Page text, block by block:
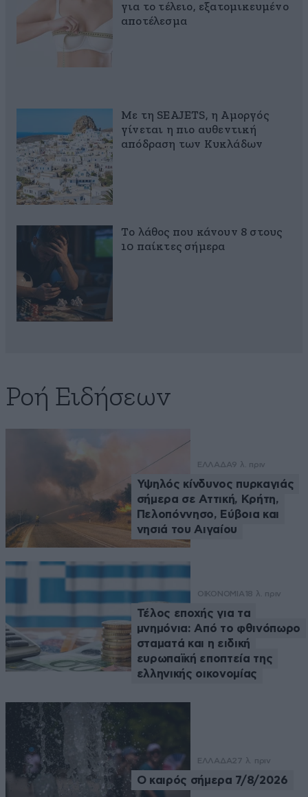
για το τέλειο, εξατομικευμένο
αποτέλεσμα
Με τη SEAJETS, η Αμοργός
γίνεται η πιο αυθεντική
απόδραση των Κυκλάδων
Το λάθος που κάνουν 8 στους
10 παίκτες σήμερα
Ροή Ειδήσεων
ΕΛΛΑΔΑ9 λ. πριν
Υψηλός κίνδυνος πυρκαγιάς
σήμερα σε Αττική, Κρήτη,
Πελοπόννησο, Εύβοια και
νησιά του Αιγαίου
ΟΙΚΟΝΟΜΙΑ 18 λ. πριν
Τέλος εποχής για τα
μνημόνια: Από το φθινόπωρο
σταματά και η ειδική
ευρωπαϊκή εποπτεία της
ελληνικής οικονομίας
ΕΛΛΑΔΑ27 λ. πριν
Ο καιρός σήμερα 7/8/2026